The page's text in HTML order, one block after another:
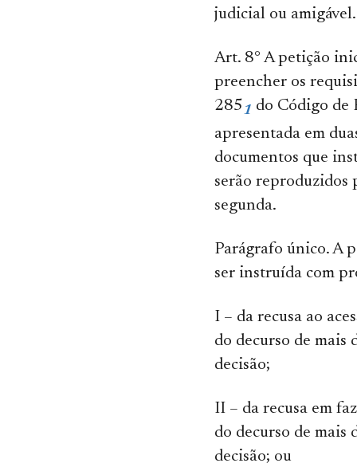
judicial ou amigável.
Art. 8° A petição
preencher os
2851 do Código de
apresentada em
documentos que
serão reproduzidos
segunda.
Parágrafo único. A
ser instruída com
I – da recusa ao
do decurso de mais
decisão;
II – da recusa em
do decurso de mais
decisão; ou